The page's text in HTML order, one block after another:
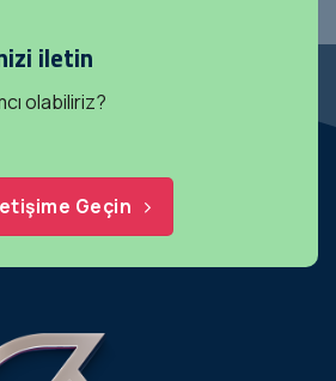
iletin
olabiliriz?
Geçin